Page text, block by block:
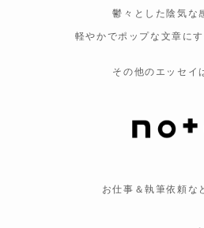
鬱々とした陰気な
軽やかでポップな文章に
その他のエッセイ
お仕事＆執筆依頼な